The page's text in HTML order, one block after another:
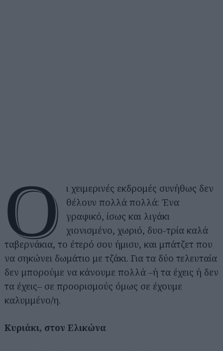
Ο
ι χειμερινές εκδρομές συνήθως δεν
θέλουν πολλά πολλά: Ένα
γραφικό, ίσως και λιγάκι
χιονισμένο, χωριό, δυο-τρία καλά
ταβερνάκια, το έτερό σου ήμισυ, και μπάτζετ που
να σηκώνει δωμάτιο με τζάκι. Για τα δύο τελευταία
δεν μπορούμε να κάνουμε πολλά –ή τα έχεις ή δεν
τα έχεις– σε προορισμούς όμως σε έχουμε
καλυμμένο/η.
Κυριάκι, στον Ελικώνα